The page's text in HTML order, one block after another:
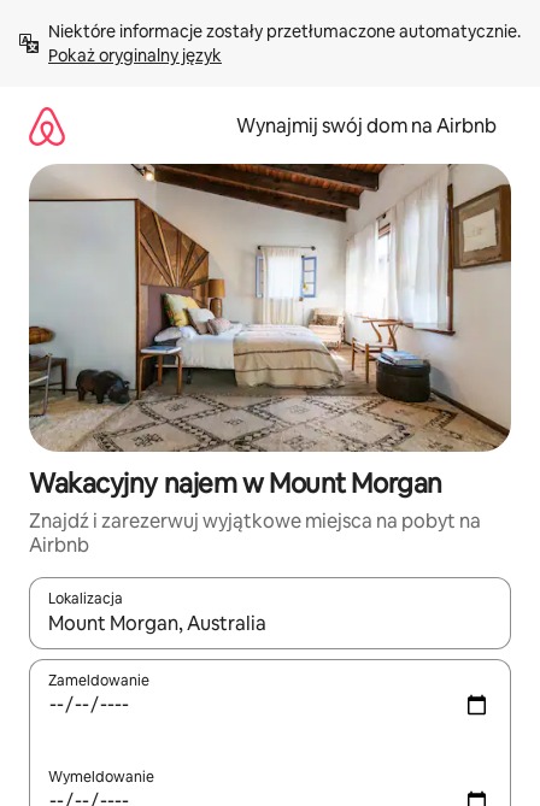
treści Pokaż oryginalny język
Wynajmij swój dom na Airbnb
Wakacyjny najem w Mount Morgan
Znajdź i zarezerwuj wyjątkowe miejsca na pobyt na
Airbnb
Lokalizacja
Gdy wyniki będą dostępne, możesz poruszać się po nich za
Zameldowanie
Wymeldowanie